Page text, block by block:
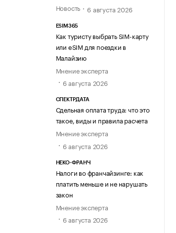
Новость
6 августа 2026
ESIM365
Как туристу выбрать SIM-карту
или eSIM для поездки в
Малайзию
Мнение эксперта
6 августа 2026
СПЕКТРДАТА
Сдельная оплата труда: что это
такое, виды и правила расчета
Мнение эксперта
6 августа 2026
НЕКО-ФРАНЧ
Налоги во франчайзинге: как
платить меньше и не нарушать
закон
Мнение эксперта
6 августа 2026